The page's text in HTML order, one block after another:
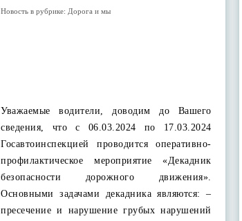
Новость в рубрике: Дорога и мы
Уважаемые водители, доводим до Вашего
сведения, что с 06.03.2024 по 17.03.2024
Госавтоинспекцией проводится оперативно-
профилактическое мероприятие «Декадник
безопасности дорожного движения».
Основными задачами декадника являются: –
пресечение и нарушение грубых нарушений